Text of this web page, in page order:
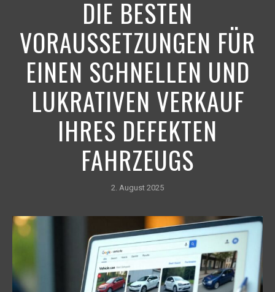
DIE BESTEN
VORAUSSETZUNGEN FÜR
EINEN SCHNELLEN UND
LUKRATIVEN VERKAUF
IHRES DEFEKTEN
FAHRZEUGS
2. August 2025